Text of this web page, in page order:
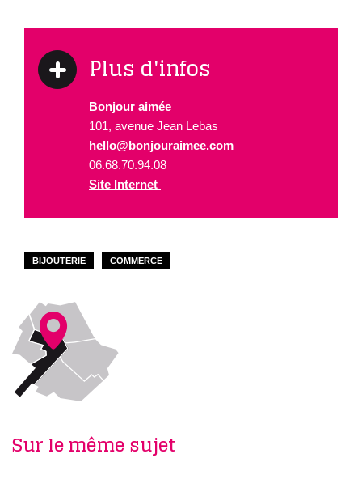
Plus d'infos
Bonjour aimée
101, avenue Jean Lebas
hello@bonjouraimee.com
06.68.70.94.08
Site Internet
BIJOUTERIE COMMERCE
Sur le même sujet